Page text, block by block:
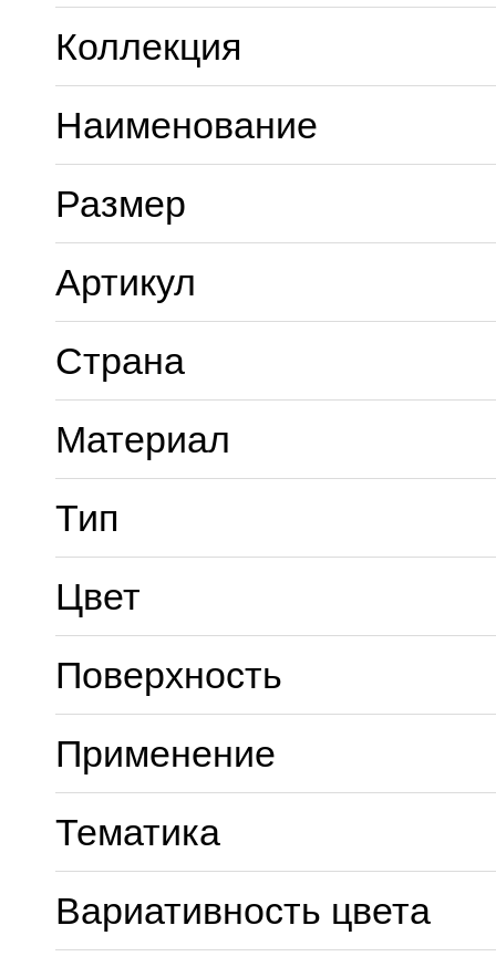
Коллекция
Наименование
Размер
Артикул
Страна
Материал
Тип
Цвет
Поверхность
Применение
Тематика
Вариативность цвета